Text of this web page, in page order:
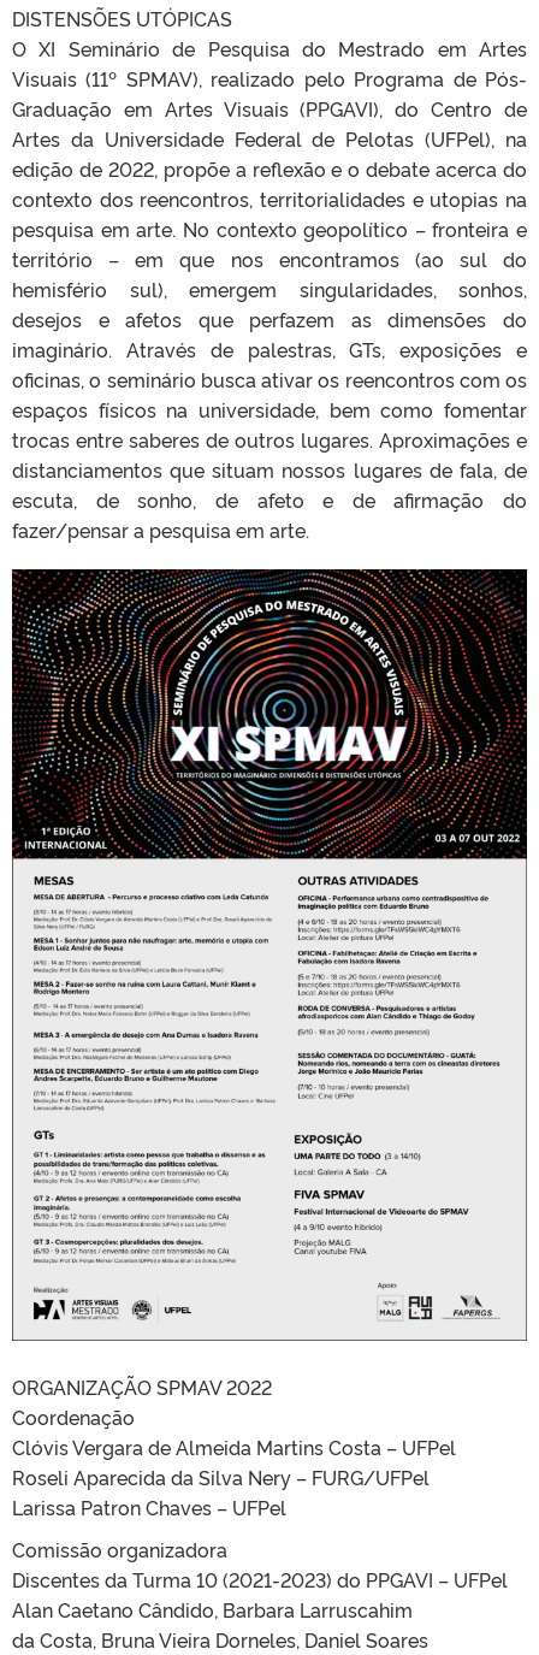
DISTENSÕES UTÓPICAS
O XI Seminário de Pesquisa do Mestrado em Artes
Visuais (11º SPMAV), realizado pelo Programa de Pós-
Graduação em Artes Visuais (PPGAVI), do Centro de
Artes da Universidade Federal de Pelotas (UFPel), na
edição de 2022, propõe a reflexão e o debate acerca do
contexto dos reencontros, territorialidades e utopias na
pesquisa em arte. No contexto geopolítico – fronteira e
território – em que nos encontramos (ao sul do
hemisfério sul), emergem singularidades, sonhos,
desejos e afetos que perfazem as dimensões do
imaginário. Através de palestras, GTs, exposições e
oficinas, o seminário busca ativar os reencontros com os
espaços físicos na universidade, bem como fomentar
trocas entre saberes de outros lugares. Aproximações e
distanciamentos que situam nossos lugares de fala, de
escuta, de sonho, de afeto e de afirmação do
fazer/pensar a pesquisa em arte.
ORGANIZAÇÃO SPMAV 2022
Coordenação
Clóvis Vergara de Almeida Martins Costa – UFPel
Roseli Aparecida da Silva Nery – FURG/UFPel
Larissa Patron Chaves – UFPel
Comissão organizadora
Discentes da Turma 10 (2021-2023) do PPGAVI – UFPel
Alan Caetano Cândido, Barbara Larruscahim
da Costa, Bruna Vieira Dorneles, Daniel Soares